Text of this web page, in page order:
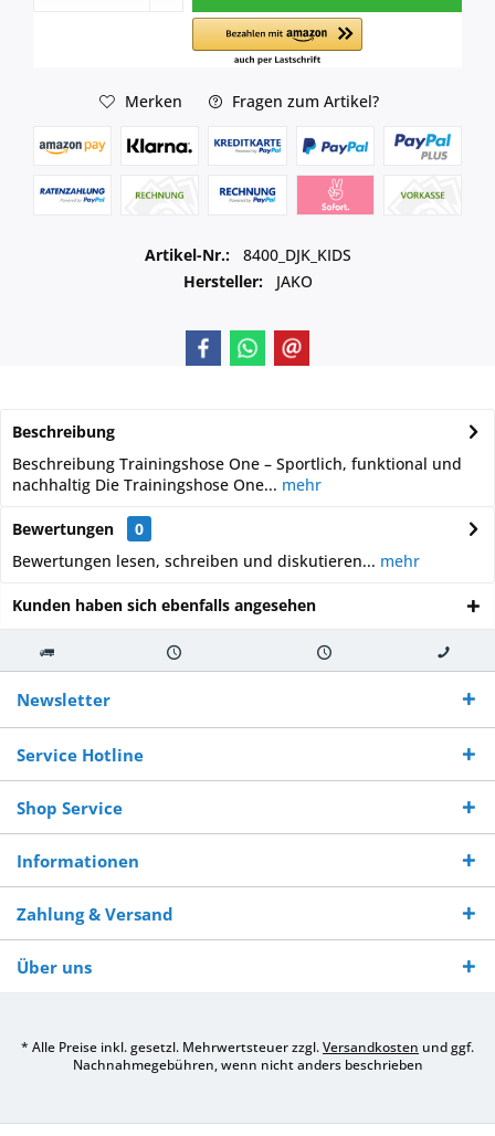
Merken Fragen zum Artikel?
Artikel-Nr.:
8400_DJK_KIDS
Hersteller:
JAKO
Beschreibung
Beschreibung Trainingshose One – Sportlich, funktional und
nachhaltig Die Trainingshose One... mehr
Bewertungen
0
Bewertungen lesen, schreiben und diskutieren... mehr
Kunden haben sich ebenfalls angesehen
Kostenloser
Versand ab €
250,-
Versand innerhalb von Versand von So erreichen
Sie uns 0160
970 511 90
Newsletter
Service Hotline
Shop Service
Informationen
Zahlung & Versand
Über uns
* Alle Preise inkl. gesetzl. Mehrwertsteuer zzgl.Versandkosten und ggf.
Nachnahmegebühren, wenn nicht anders beschrieben